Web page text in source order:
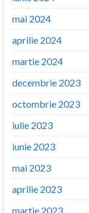
mai 2024
aprilie 2024
martie 2024
decembrie 2023
octombrie 2023
iulie 2023
iunie 2023
mai 2023
aprilie 2023
martie 2023